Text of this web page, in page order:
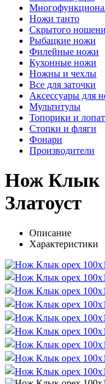
Ножи танто
Скрытого
Рыбацкие ножи
Филейные ножи
Кухонные ножи
Ножны и чехлы
Все для заточки
Аксессуары для
Мультитулы
Топорики и
Стопки и фляги
Фонари
Производители
Нож Клык
Златоуст
Описание
Характеристики